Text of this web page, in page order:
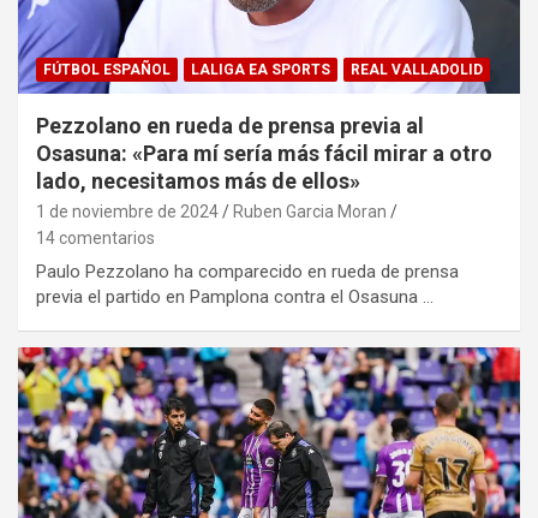
FÚTBOL ESPAÑOL LALIGA EA SPORTS REAL VALLADOLID
Pezzolano en rueda de prensa previa al
Osasuna: «Para mí sería más fácil mirar a otro
lado, necesitamos más de ellos»
1 de noviembre de 2024
Ruben Garcia Moran
14 comentarios
Paulo Pezzolano ha comparecido en rueda de prensa
previa el partido en Pamplona contra el Osasuna …